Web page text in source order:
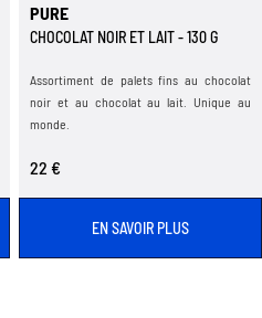
PURE
CHOCOLAT NOIR ET LAIT - 130 G
Assortiment de palets fins au chocolat
noir et au chocolat au lait. Unique au
monde.
22 €
EN SAVOIR PLUS